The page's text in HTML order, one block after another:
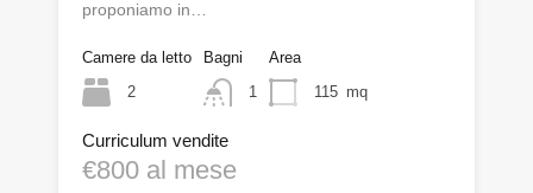
proponiamo in…
Camere da letto
2
Bagni
1
Area
115 mq
Curriculum vendite
€800 al mese